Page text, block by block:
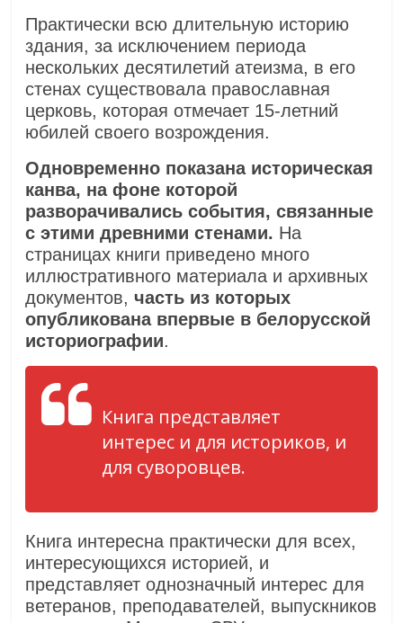
Практически всю длительную историю
здания, за исключением периода
нескольких десятилетий атеизма, в его
стенах существовала православная
церковь, которая отмечает 15-летний
юбилей своего возрождения.
Одновременно показана историческая
канва, на фоне которой
разворачивались события, связанные
с этими древними стенами. На
страницах книги приведено много
иллюстративного материала и архивных
документов,часть из которых
опубликована впервые в белорусской
историографии.
Книга представляет
интерес и для историков, и
для суворовцев.
Книга интересна практически для всех,
интересующихся историей, и
представляет однозначный интерес для
ветеранов, преподавателей, выпускников